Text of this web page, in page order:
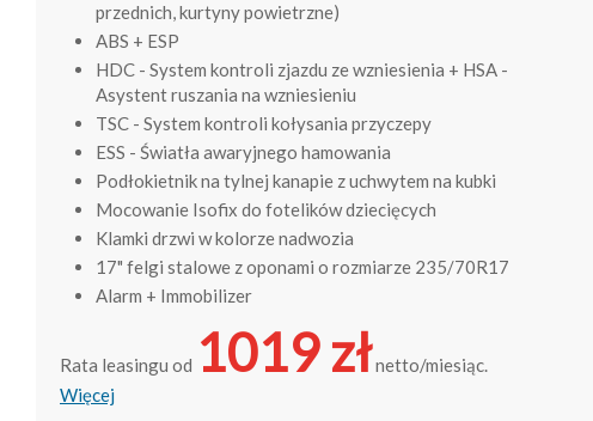
przednich, kurtyny powietrzne)
ABS + ESP
HDC - System kontroli zjazdu ze wzniesienia + HSA -
Asystent ruszania na wzniesieniu
TSC - System kontroli kołysania przyczepy
ESS - Światła awaryjnego hamowania
Podłokietnik na tylnej kanapie z uchwytem na kubki
Mocowanie Isofix do fotelików dziecięcych
Klamki drzwi w kolorze nadwozia
17" felgi stalowe z oponami o rozmiarze 235/70R17
Alarm + Immobilizer
Rata leasingu od 1019 złnetto/miesiąc.
Więcej